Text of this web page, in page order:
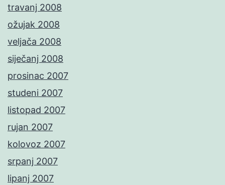
travanj 2008
ožujak 2008
veljača 2008
siječanj 2008
prosinac 2007
studeni 2007
listopad 2007
rujan 2007
kolovoz 2007
srpanj 2007
lipanj 2007